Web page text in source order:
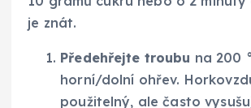
je znát.
Předehřejte troubu na 200
horní/dolní ohřev.
použitelný, ale často